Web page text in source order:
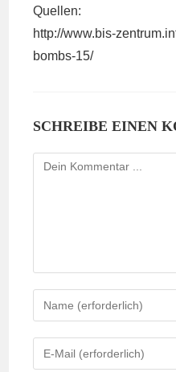
Quellen:
http://www.bis-
bombs-15/
SCHREIBE EINEN
Kommentieren
deinen
Namen
oder
deine